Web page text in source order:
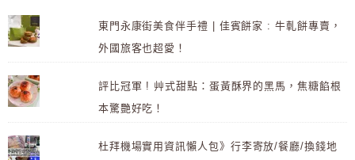
東門永康街美食伴手禮 | 佳賓餅家 : 牛軋餅專賣，
外國旅客也超愛！
評比冠軍 ! 艸式甜點：蛋黃酥界的黑馬，焦糖餡根
本驚艷好吃！
杜拜機場實用資訊懶人包》行李寄放/餐廳/換錢地